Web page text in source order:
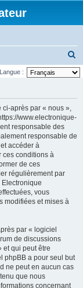
e
Langue :
ci-après par « nous »,
www.electronique-
responsable des
responsable de
accéder à
ces conditions à
de ces
régulièrement par
Electronique
vous
modifiées et mises à
par « logiciel
de discussions
et qui peut être
phpBB a pour seul but
ne peut en aucun cas
que nous
concernant